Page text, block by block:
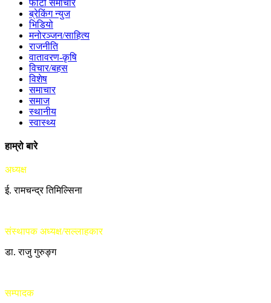
फोटो समाचार
ब्रेकिंग न्युज
भिडियो
मनोरञ्जन/साहित्य
राजनीति
वातावरण-कृषि
विचार/बहस
विशेष
समाचार
समाज
स्थानीय
स्वास्थ्य
हाम्रो बारे
अध्यक्ष
ई. रामचन्द्र तिमिल्सिना
संस्थापक अध्यक्ष/सल्लाहकार
डा. राजु गुरुङ्ग
सम्पादक